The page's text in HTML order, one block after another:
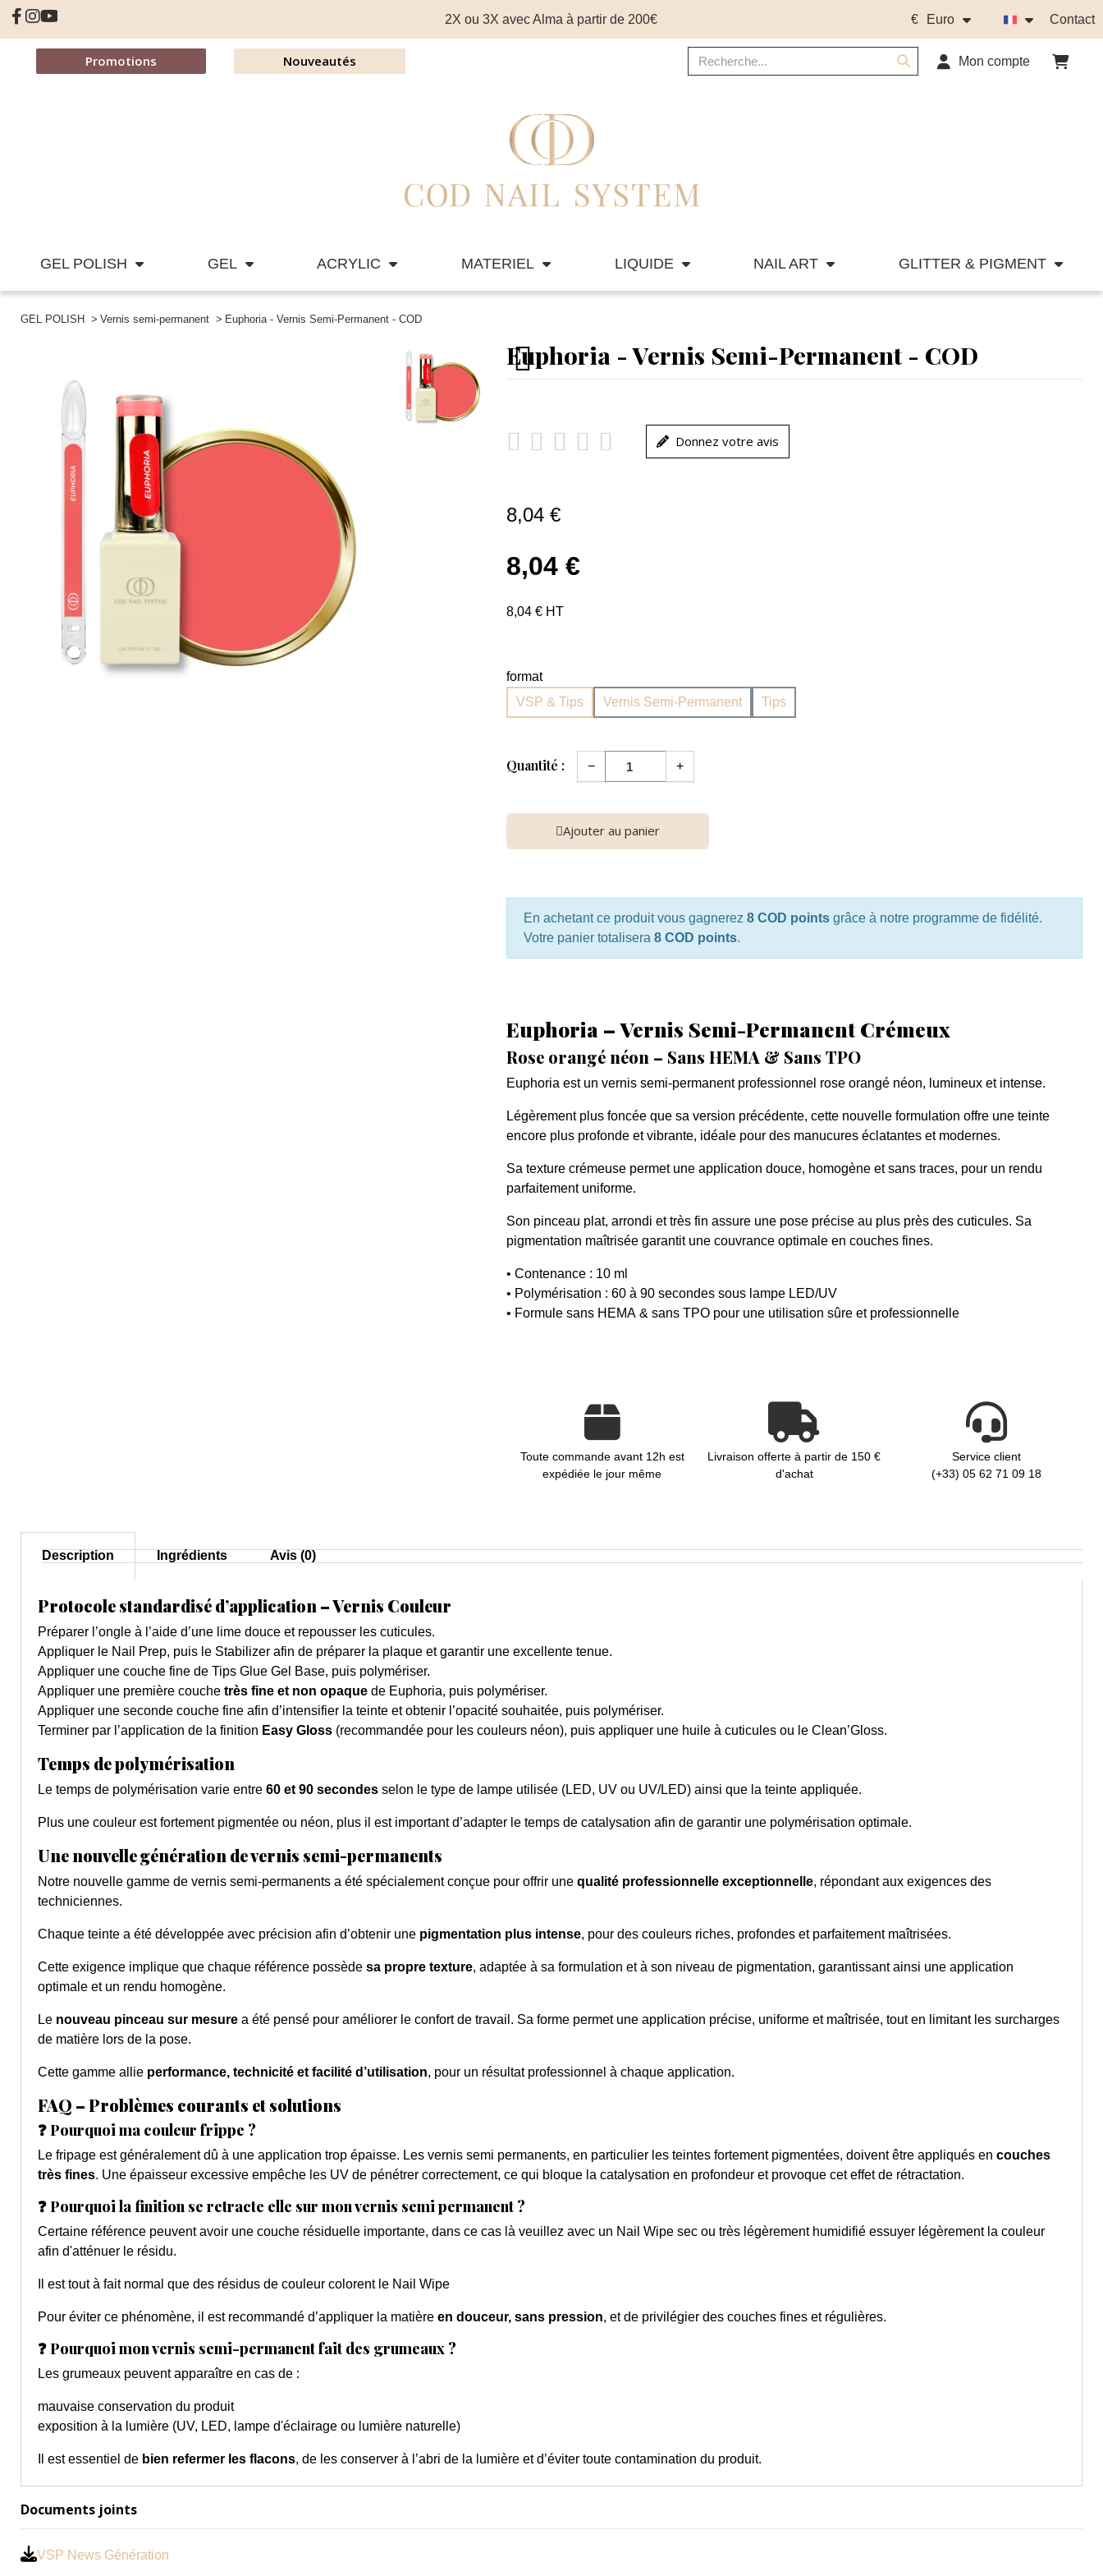
2X ou 3X avec Alma à partir de 200€ € Euro Contact
Promotions Nouveautés Mon compte
GEL POLISH GEL ACRYLIC MATERIEL LIQUIDE NAIL ART GLITTER & PIGMENT
GEL POLISH Vernis semi-permanent Euphoria - Vernis Semi-Permanent - COD
Euphoria - Vernis Semi-Permanent - COD
     Donnez votre avis
8,04 €
8,04 €
8,04 € HT
format
VSP & Tips
Vernis Semi-Permanent Tips
Quantité : − +
Ajouter au panier
En achetant ce produit vous gagnerez 8 COD pointsgrâce à notre programme de fidélité.
Votre panier totalisera 8 COD points.
Euphoria – Vernis Semi-Permanent Crémeux
Rose orangé néon – Sans HEMA & Sans TPO
Euphoria est un vernis semi-permanent professionnel rose orangé néon, lumineux et intense.
Légèrement plus foncée que sa version précédente, cette nouvelle formulation offre une teinte
encore plus profonde et vibrante, idéale pour des manucures éclatantes et modernes.
Sa texture crémeuse permet une application douce, homogène et sans traces, pour un rendu
parfaitement uniforme.
Son pinceau plat, arrondi et très fin assure une pose précise au plus près des cuticules. Sa
pigmentation maîtrisée garantit une couvrance optimale en couches fines.
• Contenance : 10 ml
• Polymérisation : 60 à 90 secondes sous lampe LED/UV
• Formule sans HEMA & sans TPO pour une utilisation sûre et professionnelle
Toute commande avant 12h est
expédiée le jour même
Livraison offerte à partir de 150 €
d'achat
Service client
(+33) 05 62 71 09 18
Description Ingrédients Avis (0)
Protocole standardisé d’application – Vernis Couleur
Préparer l’ongle à l’aide d’une lime douce et repousser les cuticules.
Appliquer le Nail Prep, puis le Stabilizer afin de préparer la plaque et garantir une excellente tenue.
Appliquer une couche fine de Tips Glue Gel Base, puis polymériser.
Appliquer une première couche très fine et non opaque de Euphoria, puis polymériser.
Appliquer une seconde couche fine afin d’intensifier la teinte et obtenir l’opacité souhaitée, puis polymériser.
Terminer par l’application de la finition Easy Gloss (recommandée pour les couleurs néon), puis appliquer une huile à cuticules ou le Clean’Gloss.
Temps de polymérisation
Le temps de polymérisation varie entre 60 et 90 secondes selon le type de lampe utilisée (LED, UV ou UV/LED) ainsi que la teinte appliquée.
Plus une couleur est fortement pigmentée ou néon, plus il est important d’adapter le temps de catalysation afin de garantir une polymérisation optimale.
Une nouvelle génération de vernis semi-permanents
Notre nouvelle gamme de vernis semi-permanents a été spécialement conçue pour offrir une qualité professionnelle exceptionnelle, répondant aux exigences des
techniciennes.
Chaque teinte a été développée avec précision afin d’obtenir une pigmentation plus intense, pour des couleurs riches, profondes et parfaitement maîtrisées.
Cette exigence implique que chaque référence possède sa propre texture, adaptée à sa formulation et à son niveau de pigmentation, garantissant ainsi une application
optimale et un rendu homogène.
Le nouveau pinceau sur mesure a été pensé pour améliorer le confort de travail. Sa forme permet une application précise, uniforme et maîtrisée, tout en limitant les surcharges
de matière lors de la pose.
Cette gamme allie performance, technicité et facilité d’utilisation, pour un résultat professionnel à chaque application.
FAQ – Problèmes courants et solutions
❓ Pourquoi ma couleur frippe ?
Le fripage est généralement dû à une application trop épaisse. Les vernis semi permanents, en particulier les teintes fortement pigmentées, doivent être appliqués en couches
très fines. Une épaisseur excessive empêche les UV de pénétrer correctement, ce qui bloque la catalysation en profondeur et provoque cet effet de rétractation.
❓ Pourquoi la finition se retracte elle sur mon vernis semi permanent ?
Certaine référence peuvent avoir une couche résiduelle importante, dans ce cas là veuillez avec un Nail Wipe sec ou très légèrement humidifié essuyer légèrement la couleur
afin d'atténuer le résidu.
Il est tout à fait normal que des résidus de couleur colorent le Nail Wipe
Pour éviter ce phénomène, il est recommandé d’appliquer la matière en douceur, sans pression, et de privilégier des couches fines et régulières.
❓ Pourquoi mon vernis semi-permanent fait des grumeaux ?
Les grumeaux peuvent apparaître en cas de :
mauvaise conservation du produit
exposition à la lumière (UV, LED, lampe d'éclairage ou lumière naturelle)
Il est essentiel de bien refermer les flacons, de les conserver à l’abri de la lumière et d’éviter toute contamination du produit.
Documents joints
VSP News Génération